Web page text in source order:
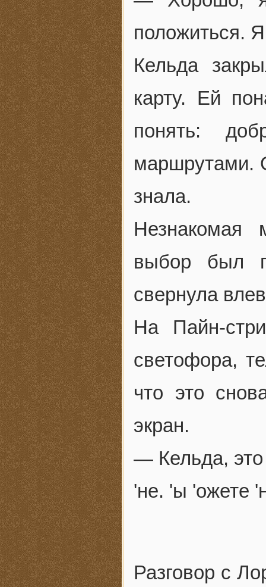
положиться.
Кельда
карту. Ей
понять:
маршрутами.
знала.
выбор был
свернула
На Пайн-
светофора,
что это
экран.
— Кельда, это
'не. 'ы 'ожете
Разговор с